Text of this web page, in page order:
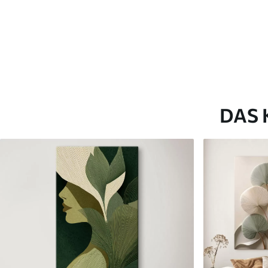
Lebendige, satte Farben
Lichtecht
Sichere, geruchlose Tinten
Leinwandähnliche Oberfläche
Umweltfreundlich
Künstliche
Sichere, geruchlose
Leinwandähnliche
Umweltfreundlich
DAS